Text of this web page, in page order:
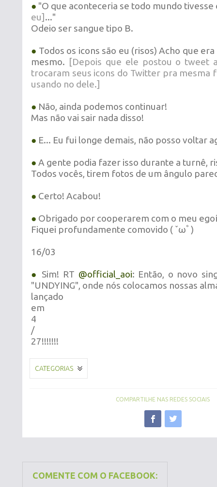
● "O que aconteceria se todo mundo
eu] ..."
Odeio ser sangue tipo B.
● Todos os icons são eu (risos) Acho que
mesmo. [Depois que ele postou o tweet
trocaram seus icons do Twitter pra mesma
usando no dele.]
● Não, ainda podemos continuar!
Mas não vai sair nada disso!
● E... Eu fui longe demais, não posso voltar
● A gente podia fazer isso durante a turnê,
Todos vocês, tirem fotos de um ângulo
● Certo! Acabou!
● Obrigado por cooperarem com o meu
Fiquei profundamente comovido ( ˇωﾟ)
16/03
● Sim! RT @official_aoi: Então, o novo
"UNDYING", onde nós colocamos nossas
lançado
em
4
/
27!!!!!!!
CATEGORIAS
COMPARTILHE NAS REDES SOCIAIS
COMENTE COM O FACEBOOK: